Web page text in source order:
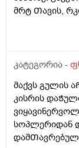
მრტ Თავის,
ვიყავი
ᲨეიᲫლება
ამის
ᲗერაპიებᲨი.
კატეგორია -
მაქვს გულის
კისრის
სოპლერიდან